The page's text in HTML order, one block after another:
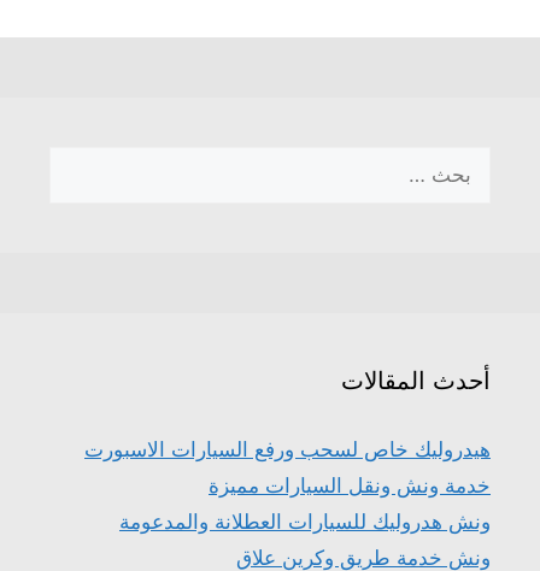
عن:
أحدث المقالات
هيدروليك خاص لسحب ورفع السيارات الاسبورت
خدمة ونش ونقل السيارات مميزة
ونش هدروليك للسيارات العطلانة والمدعومة
ونش خدمة طريق وكرين علاق